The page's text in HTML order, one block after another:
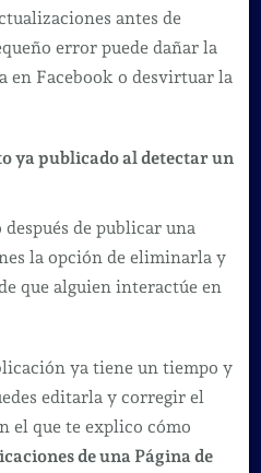
antes de
error puede dañar la
en Facebook o desvirtuar la
ya publicado al detectar un
de publicar una
la opción de eliminarla y
que alguien interactúe en
ya tiene un tiempo y
editarla y corregir el
el que te explico cómo
de una Página de